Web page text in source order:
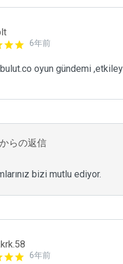
6年前
oyun gündemi
らの返信
bizi mutlu ediyor.
6年前